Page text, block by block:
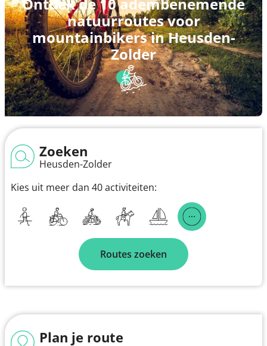
natuurroutes voor
mountainbikers in Heusden-
Zolder
Zoeken
Heusden-Zolder
Kies uit meer dan 40 activiteiten:
Routes zoeken
Plan je route